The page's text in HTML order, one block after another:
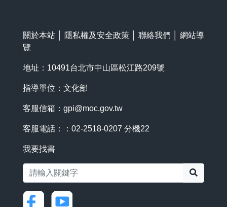
關於本站 隱私權及安全政策 聯絡我們
網站導
覽
地址：10491台北市中山區松江路209號
指導單位：文化部
客服信箱： gpi@moc.gov.tw
客服電話：：02-2518-0207 分機22
我要找書